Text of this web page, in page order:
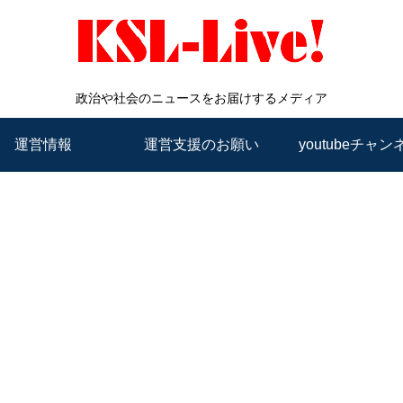
政治や社会のニュースをお届けするメディア
運営情報 運営支援のお願い youtubeチャン